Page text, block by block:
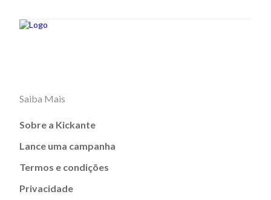
Saiba Mais
Sobre a Kickante
Lance uma campanha
Termos e condições
Privacidade